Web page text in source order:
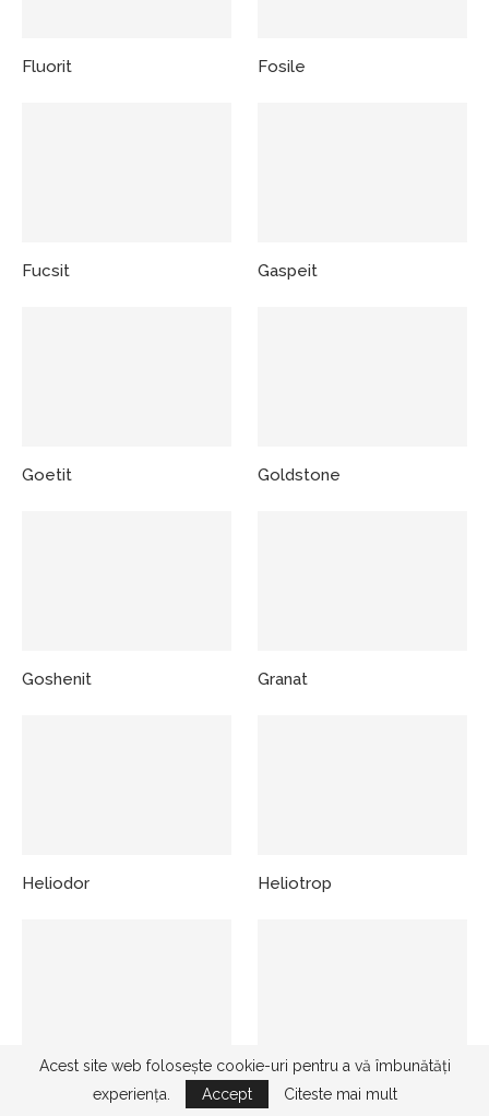
Fluorit Fosile
Fucsit Gaspeit
Goetit Goldstone
Goshenit Granat
Heliodor Heliotrop
Hemimorfit
Acest site web folosește cookie-uri pentru a vă îmbunătăți
experiența.
Accept Citeste mai mult